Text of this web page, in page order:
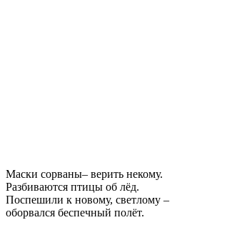
Маски сорваны– верить некому.
Разбиваются птицы об лёд.
Поспешили к новому, светлому –
оборвался беспечный полёт.